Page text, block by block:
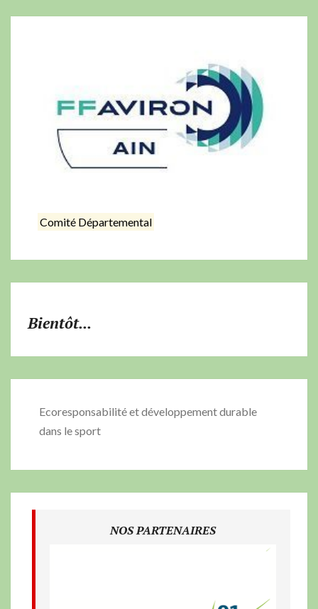
Comité Départemental
Bientôt...
Ecoresponsabilité et développement durable
dans le sport
NOS PARTENAIRES